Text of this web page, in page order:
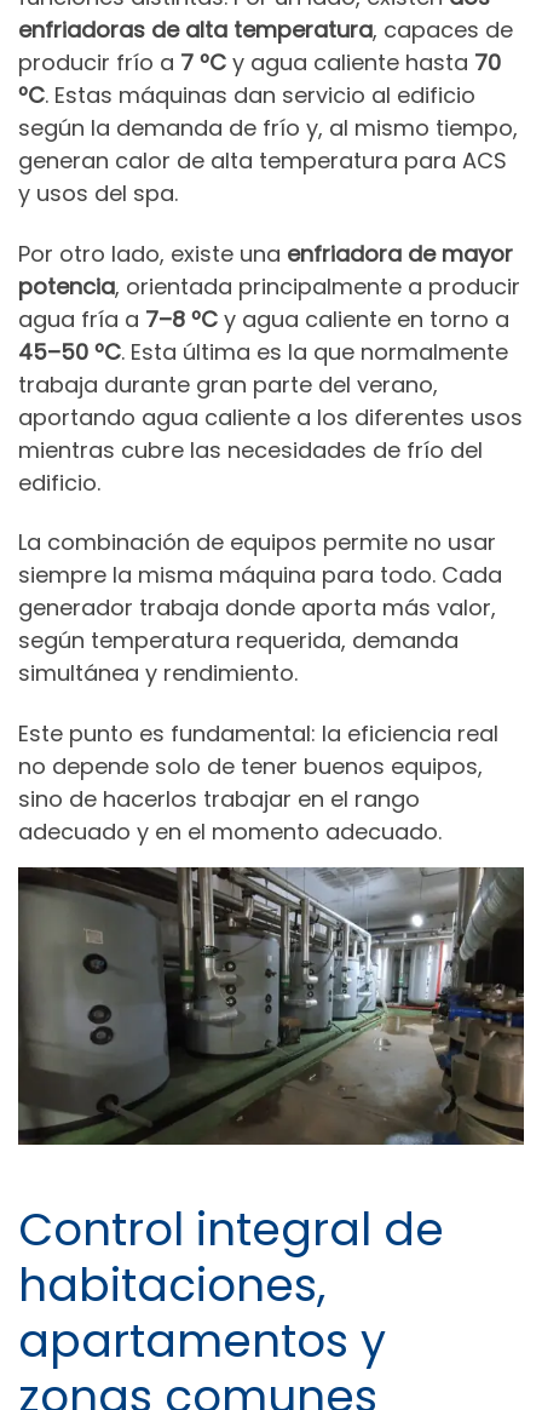
enfriadoras de alta temperatura, capaces de
producir frío a 7 ºC y agua caliente hasta 70
ºC. Estas máquinas dan servicio al edificio
según la demanda de frío y, al mismo tiempo,
generan calor de alta temperatura para ACS
y usos del spa.
Por otro lado, existe una enfriadora de mayor
potencia, orientada principalmente a producir
agua fría a 7–8 ºC y agua caliente en torno a
45–50 ºC. Esta última es la que normalmente
trabaja durante gran parte del verano,
aportando agua caliente a los diferentes usos
mientras cubre las necesidades de frío del
edificio.
La combinación de equipos permite no usar
siempre la misma máquina para todo. Cada
generador trabaja donde aporta más valor,
según temperatura requerida, demanda
simultánea y rendimiento.
Este punto es fundamental: la eficiencia real
no depende solo de tener buenos equipos,
sino de hacerlos trabajar en el rango
adecuado y en el momento adecuado.
Control integral de
habitaciones,
apartamentos y
zonas comunes